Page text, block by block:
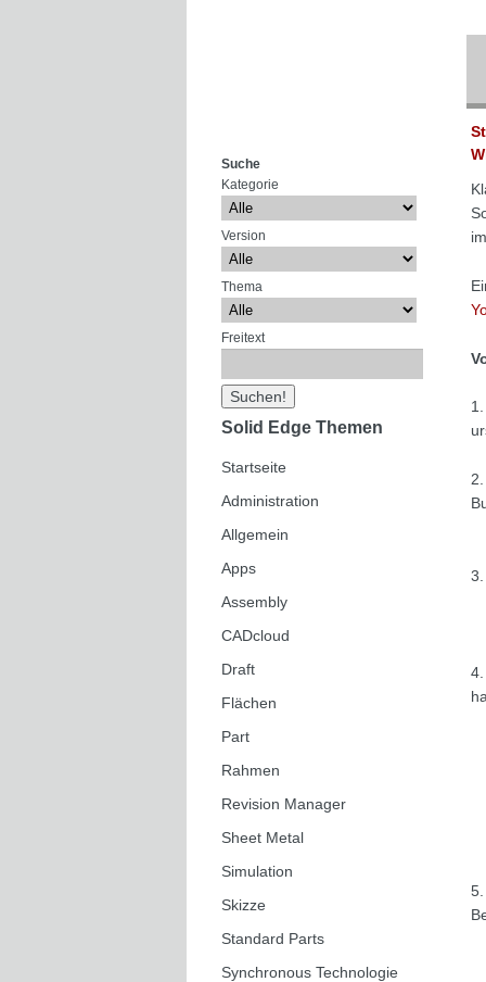
Suche
Kategorie
Version
Thema
Freitext
Solid Edge Themen
Startseite
Administration
Allgemein
Apps
Assembly
CADcloud
Draft
Flächen
Part
Rahmen
Revision Manager
Sheet Metal
Simulation
Skizze
Standard Parts
Synchronous Technologie